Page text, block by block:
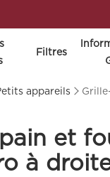
Filtres
appareils
et
à